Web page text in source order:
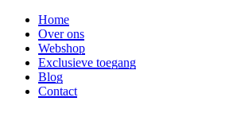
naar
inhoud
Home
Over ons
Webshop
Exclusieve toegang
Blog
Contact